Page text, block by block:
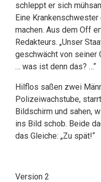
schleppt er sich
Eine
machen. Aus dem Off
Redakteurs. „Unser
geschwächt von seiner
… was ist denn das? …“
Hilflos saßen zwei
Polizeiwachstube,
Bildschirm und sahen,
ins Bild schob. Beide
das Gleiche: „Zu spät!“
Version 2